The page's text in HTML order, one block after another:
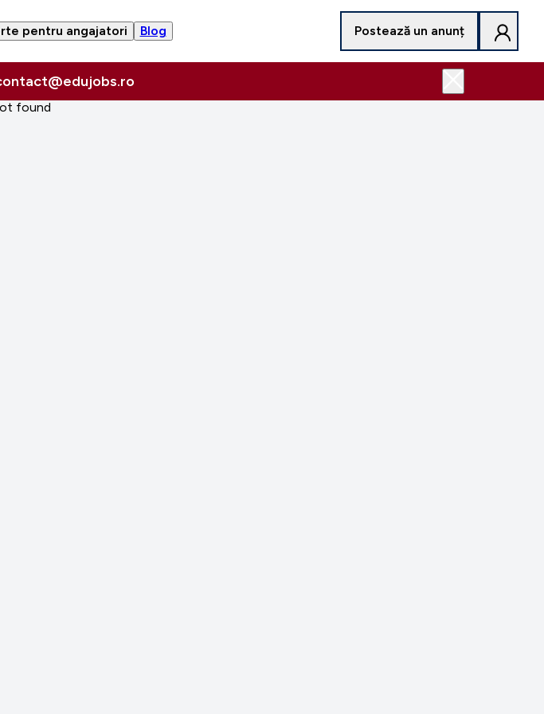
pentru angajatori Blog Postează un anunț
found